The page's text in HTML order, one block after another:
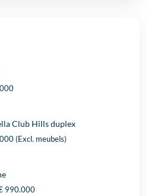
Club Hills duplex
(Excl. meubels)
990.000